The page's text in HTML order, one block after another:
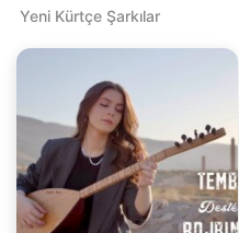
Yeni Kürtçe Şarkılar